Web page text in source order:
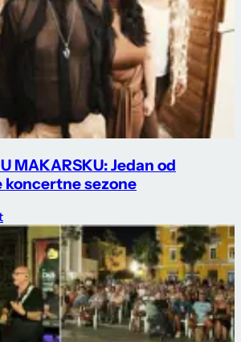
MAKARSKU: Jedan od
sezone